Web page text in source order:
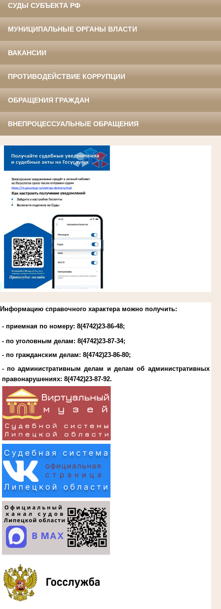
СУДЫ СУБЪЕКТА РФ
МУНИЦИПАЛЬНЫЕ ОРГАНЫ ВЛАСТИ
ВАКАНСИИ
ПРОТИВОДЕЙСТВИЕ КОРРУПЦИИ
ОБРАЩЕНИЯ ГРАЖДАН
ВНЕПРОЦЕССУАЛЬНЫЕ ОБРАЩЕНИЯ
Информацию справочного характера можно получить:
- приемная по номеру: 8(4742)23-86-48;
- по уголовным делам: 8(4742)23-87-34;
- по гражданским делам: 8(4742)23-86-80;
- по административным делам и делам об административных
правонарушениях: 8(4742)23-87-92.